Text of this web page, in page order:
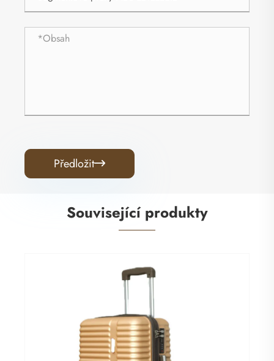
Předložit
Související produkty